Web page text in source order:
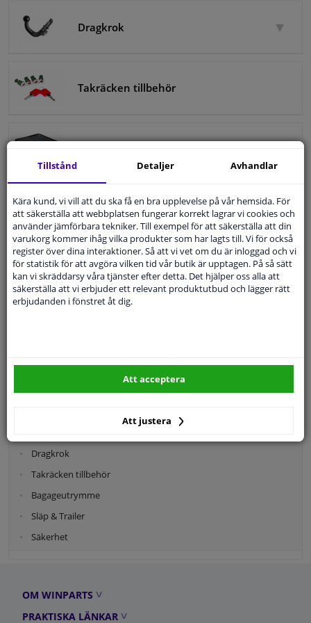
Fönster & Tillbehör
Bilvård & Tillbehör
Verkstad & Verktyg
Sensorer & Elsystem
Dragkrok
Takräcken tillbehör
Bagageutrymme
Släp & Trailer
Säkerhet
Dragkrok
Takräcken tillbehör
Släp & Trailer
Säkerhet
OM WINPARTS
PRAKTISKA LÄNKAR
Tillstånd Detaljer Avhandlar
Kära kund, vi vill att du ska få en bra upplevelse på vår hemsida. För
att säkerställa att webbplatsen fungerar korrekt lagrar vi cookies och
använder jämförbara tekniker. Till exempel för att säkerställa att din
varukorg kommer ihåg vilka produkter som har lagts till. Vi för också
register över dina interaktioner. Så att vi vet om du är inloggad och vi
för statistik för att avgöra vilken tid vår butik är upptagen. På så sätt
kan vi skräddarsy våra tjänster efter detta. Det hjälper oss alla att
säkerställa att vi erbjuder ett relevant produktutbud och lägger rätt
erbjudanden i fönstret åt dig.
Att justera
Att acceptera